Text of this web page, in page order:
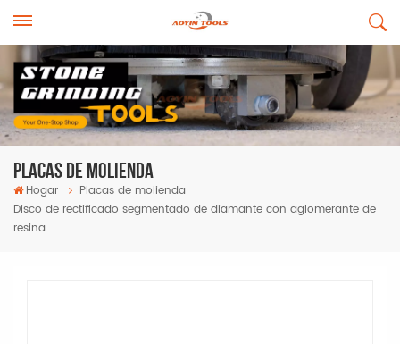
Placas De Molienda
Hogar
Placas de molienda
Disco de rectificado segmentado de diamante con aglomerante de
resina